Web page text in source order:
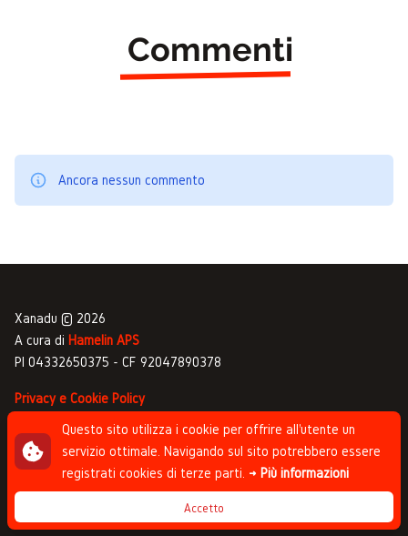
Commenti
Ancora nessun commento
Xanadu © 2026
A cura di Hamelin APS
PI 04332650375 - CF 92047890378
Privacy e Cookie Policy
Gestione commenti
Newsletter
Progettato da , sviluppato da
Questo sito utilizza i cookie per offrire all'utente un
servizio ottimale. Navigando sul sito potrebbero essere
registrati cookies di terze parti. → Più informazioni
Accetto